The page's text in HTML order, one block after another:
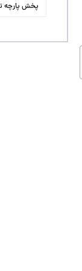
پخش پارچه